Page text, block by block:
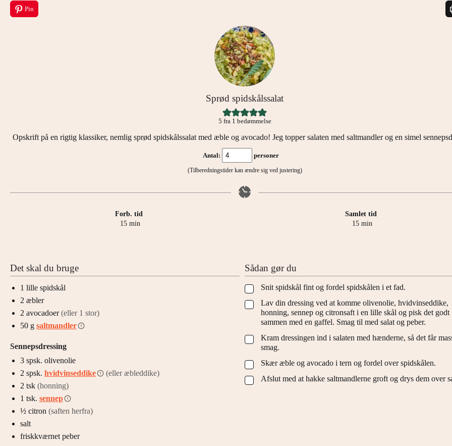
Pin
Sprød spidskålssalat
5 fra 1 bedømmelse
Opskrift på en rigtig klassiker, nemlig sprød spidskålssalat med æble og avocado! Jeg topper salaten med saltmandler og en simel
Antal: personer
(Tilberedningstider kan ændre sig ved justering)
Forb. tid
15minutter
min
Samlet tid
15minutter
min
Det skal du bruge
1 lille spidskål
2 æbler
2 avocadoer (eller 1 stor)
50 g saltmandler
Sennepsdressing
3 spsk. olivenolie
2 spsk. hvidvinseddike
(eller æbleddike)
2 tsk (honning)
1 tsk. sennep
½ citron (saften herfra)
salt
friskkværnet peber
Sådan gør du
▢
Snit spidskål fint og fordel spidskålen i et fad.
▢
Lav din dressing ved at komme olivenolie, hvidvinseddike,
honning, sennep og citronsaft i en lille skål og pisk det godt
sammen med en gaffel. Smag til med salat og peber.
▢
Kram dressingen ind i salaten med hænderne, så det får
smag.
▢
Skær æble og avocado i tern og fordel over spidskålen.
▢
Afslut med at hakke saltmandlerne groft og drys dem over